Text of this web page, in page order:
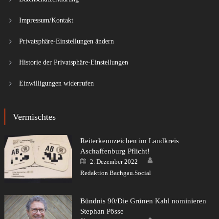
Impressum/Kontakt
Privatsphäre-Einstellungen ändern
Historie der Privatsphäre-Einstellungen
Einwilligungen widerrufen
Vermischtes
Reiterkennzeichen im Landkreis
Aschaffenburg Pflicht!
Posted
on
2. Dezember 2022
Redaktion Bachgau.Social
Bündnis 90/Die Grünen Kahl nominieren
Stephan Pösse